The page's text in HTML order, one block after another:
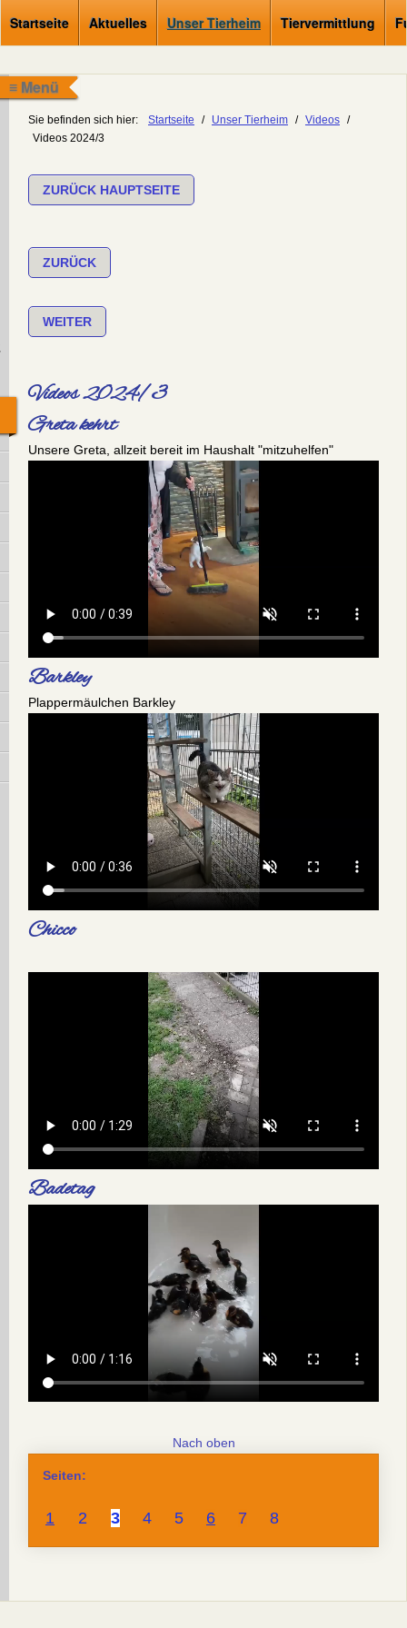
Startseite Aktuelles Unser Tierheim Tiervermittlung
≡ Menü
Sie befinden sich hier: Startseite / Unser Tierheim / Videos /
Videos 2024/3
ZURÜCK HAUPTSEITE
ZURÜCK
WEITER
Videos 2024/3
Greta kehrt
Unsere Greta, allzeit bereit im Haushalt "mitzuhelfen"
Barkley
Plappermäulchen Barkley
Chicco
Badetag
Nach oben
Seiten:
1 2 3 4 5 6 7 8